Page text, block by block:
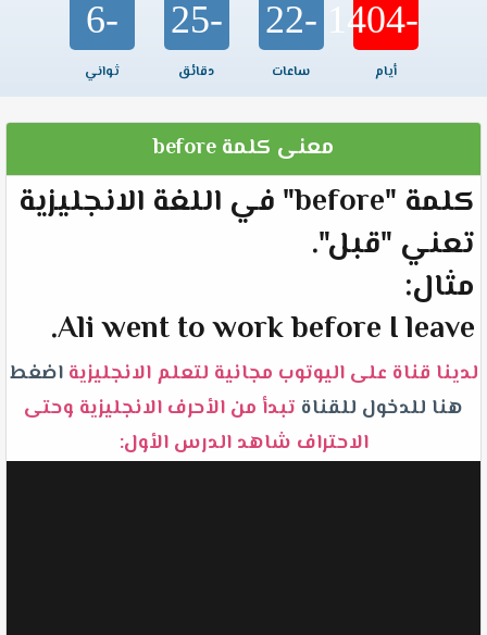
-1404
أيام
-22
ساعات
-25
دقائق
-6
ثواني
معنى كلمة before
كلمة "before" في اللغة الانجليزية
تعني "قبل".
مثال:
Ali went to work before I leave.
لدينا قناة على اليوتوب مجانية لتعلم الانجليزيةاضغط
هنا للدخول للقناةتبدأ من الأحرف الانجليزية وحتى
الاحتراف شاهد الدرس الأول: